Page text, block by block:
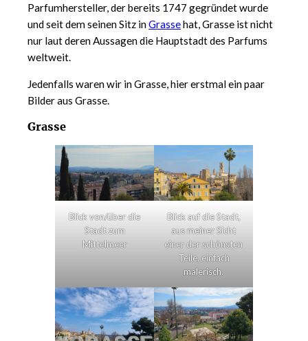
Parfumhersteller, der bereits 1747 gegründet wurde
und seit dem seinen Sitz inGrassehat, Grasse ist nicht
nur laut deren Aussagen die Hauptstadt des Parfums
weltweit.
Jedenfalls waren wir in Grasse, hier erstmal ein paar
Bilder aus Grasse.
Grasse
Blick von/über die
Stadt zum
Mittelmeer
Blick auf die Stadt,
aus meiner Sicht
einer der schönsten
Teile, einfach
malerisch.